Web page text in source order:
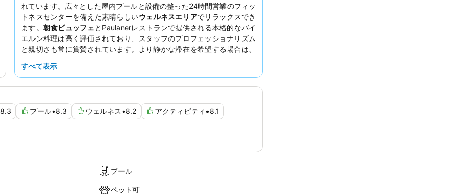
れています。広々とした屋内プールと設備の整った24時間営業のフィッ
トネスセンターを備えた素晴らしいウェルネスエリアでリラックスでき
ます。 朝食ビュッフェ とPaulanerレストランで提供される本格的なバイ
エルン料理は高く評価されており、スタッフのプロフェッショナリズム
と親切さも常に賞賛されています。より静かな滞在を希望する場合は、
すべて表示
8.3 プール•8.3 ウェルネス•8.2 アクティビティ •8.1
プール
ペット可